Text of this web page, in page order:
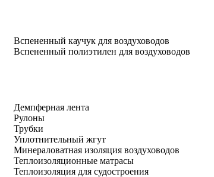
Вспененный каучук для воздуховодов
Вспененный полиэтилен для воздуховодов
Демпферная лента
Рулоны
Трубки
Уплотнительный жгут
Минераловатная изоляция воздуховодов
Теплоизоляционные матрасы
Теплоизоляция для судостроения